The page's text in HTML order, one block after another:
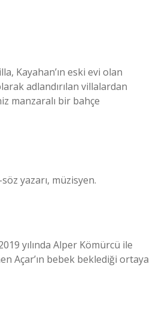
Kayahan’ın eski evi olan
adlandırılan villalardan
manzaralı bir bahçe
yazarı, müzisyen.
yılında Alper Kömürcü ile
Açar’ın bebek beklediği ortaya